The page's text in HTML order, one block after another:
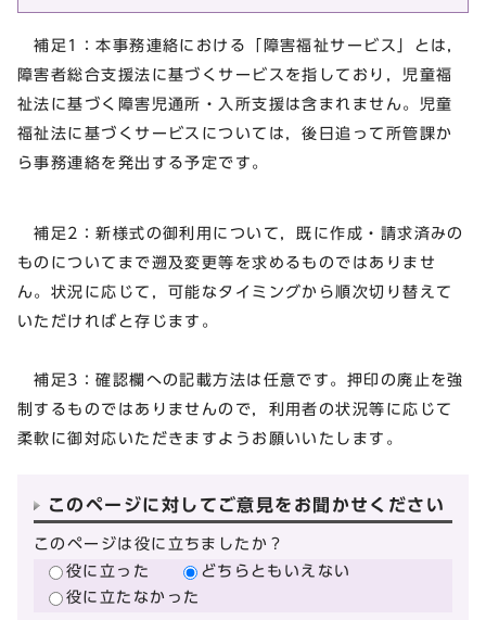
補足1：本事務連絡における「障害福祉サービス」とは，
障害者総合支援法に基づくサービスを指しており，児童福
祉法に基づく障害児通所・入所支援は含まれません。児童
福祉法に基づくサービスについては，後日追って所管課か
ら事務連絡を発出する予定です。
補足2：新様式の御利用について，既に作成・請求済みの
ものについてまで遡及変更等を求めるものではありませ
ん。状況に応じて，可能なタイミングから順次切り替えて
いただければと存じます。
補足3：確認欄への記載方法は任意です。押印の廃止を強
制するものではありませんので，利用者の状況等に応じて
柔軟に御対応いただきますようお願いいたします。
このページに対してご意見をお聞かせください
このページは役に立ちましたか？
役に立った
どちらともいえない
役に立たなかった